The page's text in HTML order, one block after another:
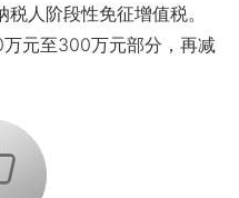
人阶段性免征增值税。
元至300万元部分，再减